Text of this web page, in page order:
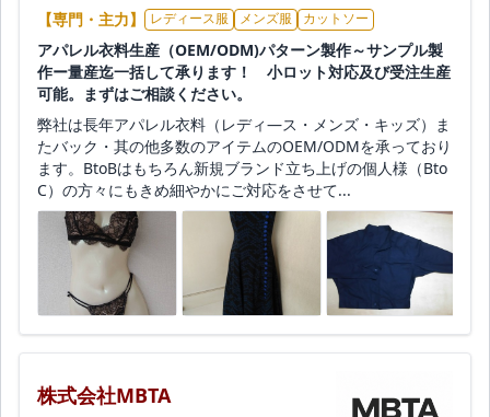
【専門・主力】
レディース服 メンズ服 カットソー
アパレル衣料生産（OEM/ODM)パターン製作～サンプル製
作ー量産迄一括して承ります！ 小ロット対応及び受注生産
可能。まずはご相談ください。
弊社は長年アパレル衣料（レディ―ス・メンズ・キッズ）ま
たバック・其の他多数のアイテムのOEM/ODMを承っており
ます。BtoBはもちろん新規ブランド立ち上げの個人様（Bto
C）の方々にもきめ細やかにご対応をさせて...
株式会社MBTA